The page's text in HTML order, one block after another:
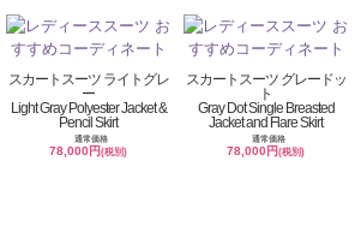
スカートスーツ ライトグレ
ー
Light Gray Polyester Jacket &
Pencil Skirt
通常価格
78,000円(税別)
スカートスーツ グレードッ
ト
Gray Dot Single Breasted
Jacket and Flare Skirt
通常価格
78,000円(税別)